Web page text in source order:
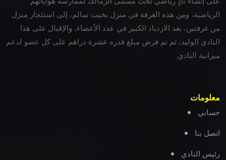
الرياضية، ومن هذه الغرفة في منزل بخيت سالم، إلى استئجار منزل
من غرفتين، بعد الازدياد الكبير في عدد الأعضاء، والإقبال على هذا
النادي الوليد، ثم تم فرض مبلغ قدره عشرة دراهم على كل عضو لدعم
ميزانية النادي.
معلومات
حسابي
اتصل بنا
رئيس النادي